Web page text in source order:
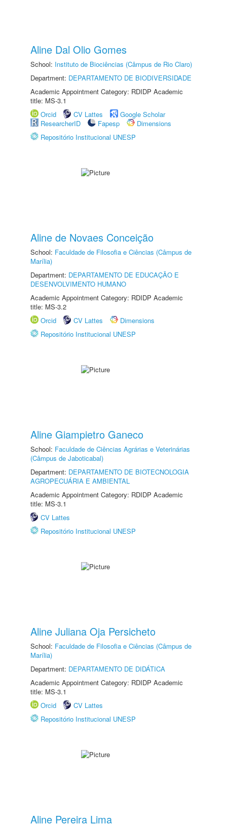
Aline Dal Olio Gomes
School: Instituto de Biociências (Câmpus de Rio Claro)
Department: DEPARTAMENTO DE BIODIVERSIDADE
Academic Appointment Category: RDIDP Academic
title: MS-3.1
Orcid
CV Lattes
Google Scholar
ResearcherID
Fapesp
Dimensions
Repositório Institucional UNESP
Aline de Novaes Conceição
School: Faculdade de Filosofia e Ciências (Câmpus de
Marília)
Department: DEPARTAMENTO DE EDUCAÇÃO E
DESENVOLVIMENTO HUMANO
Academic Appointment Category: RDIDP Academic
title: MS-3.2
Orcid
CV Lattes
Dimensions
Repositório Institucional UNESP
Aline Giampietro Ganeco
School: Faculdade de Ciências Agrárias e Veterinárias
(Câmpus de Jaboticabal)
Department: DEPARTAMENTO DE BIOTECNOLOGIA
AGROPECUÁRIA E AMBIENTAL
Academic Appointment Category: RDIDP Academic
title: MS-3.1
CV Lattes
Repositório Institucional UNESP
Aline Juliana Oja Persicheto
School: Faculdade de Filosofia e Ciências (Câmpus de
Marília)
Department: DEPARTAMENTO DE DIDÁTICA
Academic Appointment Category: RDIDP Academic
title: MS-3.1
Orcid
CV Lattes
Repositório Institucional UNESP
Aline Pereira Lima